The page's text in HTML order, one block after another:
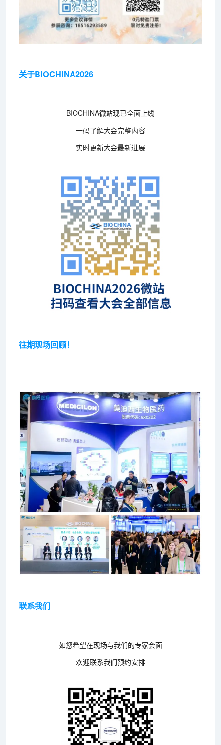
关于BIOCHINA2026
BIOCHINA微站现已全面上线
一码了解大会完整内容
实时更新大会最新进展
往期现场回顾！
联系我们
如您希望在现场与我们的专家会面
欢迎联系我们预约安排